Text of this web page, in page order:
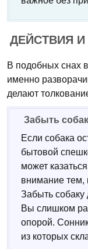
ДЕЙСТВИЯ
В подобных снах
именно
делают
Забыть
Если собака
бытовой
может
внимание тем,
Забыть собаку
Вы слишком
опорой.
из которых